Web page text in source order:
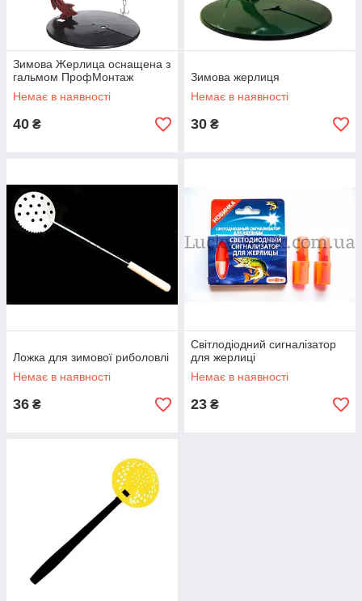
Зимова Жерлица оснащена з
гальмом ПрофМонтаж
Немає в наявності
40 ₴
Зимова жерлиця
Немає в наявності
30 ₴
Ложка для зимової риболовлі
Немає в наявності
36 ₴
Світлодіодний сигналізатор
для жерлиці
Немає в наявності
23 ₴